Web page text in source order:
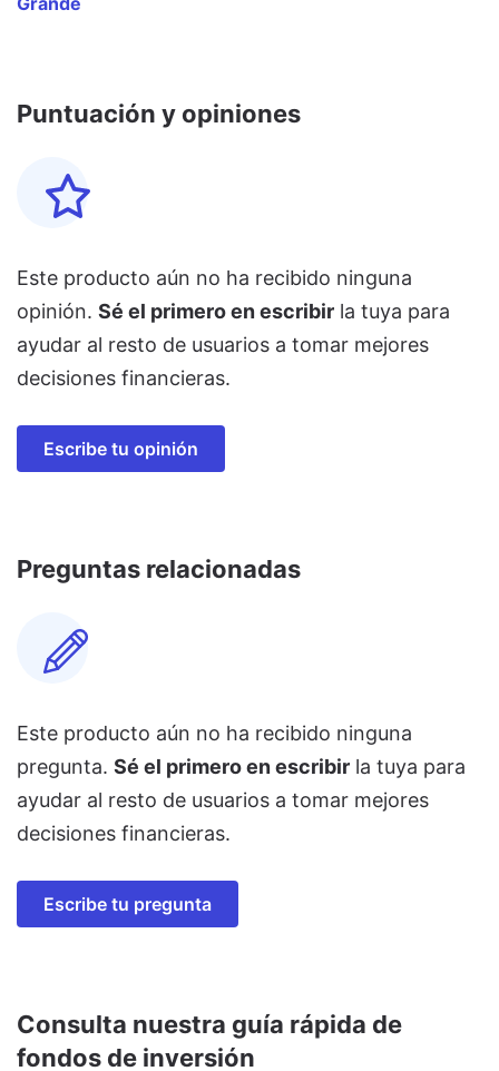
Puntuación y opiniones
Este producto aún no ha recibido ninguna
opinión. Sé el primero en escribir la tuya para
ayudar al resto de usuarios a tomar mejores
decisiones financieras.
Escribe tu opinión
Preguntas relacionadas
Este producto aún no ha recibido ninguna
pregunta. Sé el primero en escribir la tuya para
ayudar al resto de usuarios a tomar mejores
decisiones financieras.
Escribe tu pregunta
Consulta nuestra guía rápida de
fondos de inversión